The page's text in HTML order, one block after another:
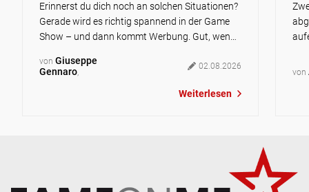
mitmachen kannst
Erinnerst du dich noch an solchen Situationen?
Gerade wird es richtig spannend in der Game
Show – und dann kommt Werbung. Gut, wenn
oder deine Snacks leer sind. Schlecht, wenn du
Heute läuft das zunehmend anders: Anstatt im
von Giuseppe
Gennaro,
02.08.2026
Weiterlesen
von